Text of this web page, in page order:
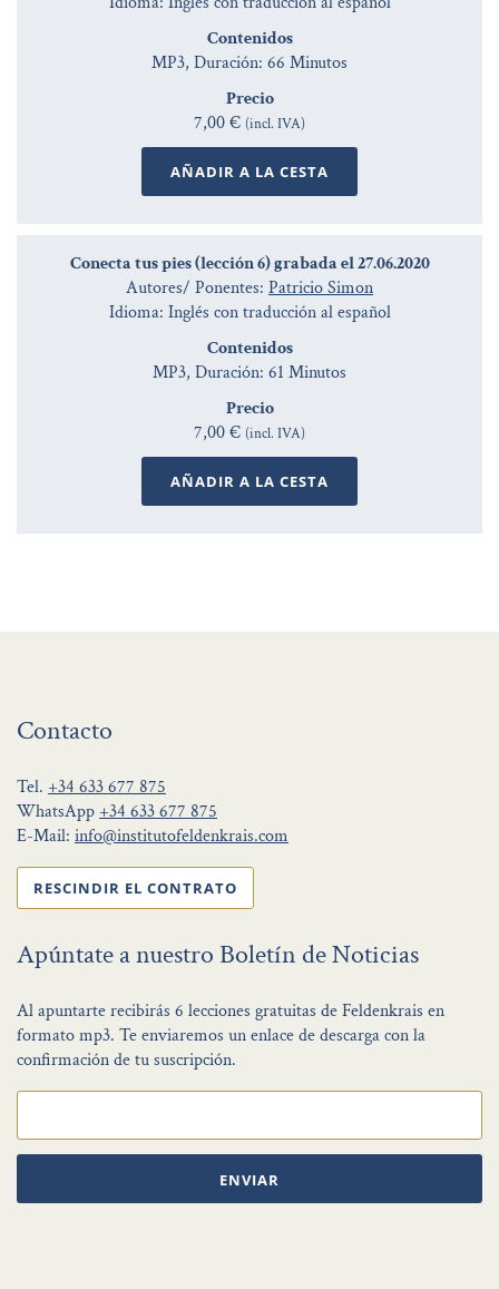
Contenidos
MP3, Duración: 66 Minutos
Precio
7,00 € (incl. IVA)
AÑADIR A LA CESTA
Conecta tus pies (lección 6) grabada el 27.06.2020
Autores/ Ponentes: Patricio Simon
Idioma: Inglés con traducción al español
Contenidos
MP3, Duración: 61 Minutos
Precio
7,00 € (incl. IVA)
AÑADIR A LA CESTA
Contacto
Tel. +34 633 677 875
WhatsApp +34 633 677 875
E-Mail: info@institutofeldenkrais.com
RESCINDIR EL CONTRATO
Apúntate a nuestro Boletín de Noticias
Al apuntarte recibirás 6 lecciones gratuitas de Feldenkrais en
formato mp3. Te enviaremos un enlace de descarga con la
confirmación de tu suscripción.
ENVIAR